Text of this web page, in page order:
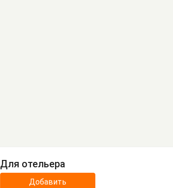
Для отельера
Добавить